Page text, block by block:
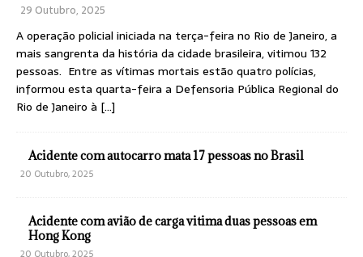
29 Outubro, 2025
A operação policial iniciada na terça-feira no Rio de Janeiro, a
mais sangrenta da história da cidade brasileira, vitimou 132
pessoas. Entre as vítimas mortais estão quatro polícias,
informou esta quarta-feira a Defensoria Pública Regional do
Rio de Janeiro à […]
Acidente com autocarro mata 17 pessoas no Brasil
20 Outubro, 2025
Acidente com avião de carga vitima duas pessoas em
Hong Kong
20 Outubro, 2025